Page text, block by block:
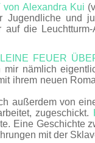
von Alexandra Kui
Jugendliche und
die
FEUER
nämlich
ihrem neuen
außerdem von
zugeschickt.
Eine Geschichte
mit der